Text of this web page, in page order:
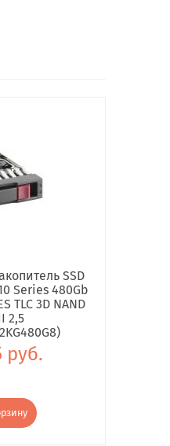
SSD
Series 480Gb
TLC 3D NAND
2,5
руб.